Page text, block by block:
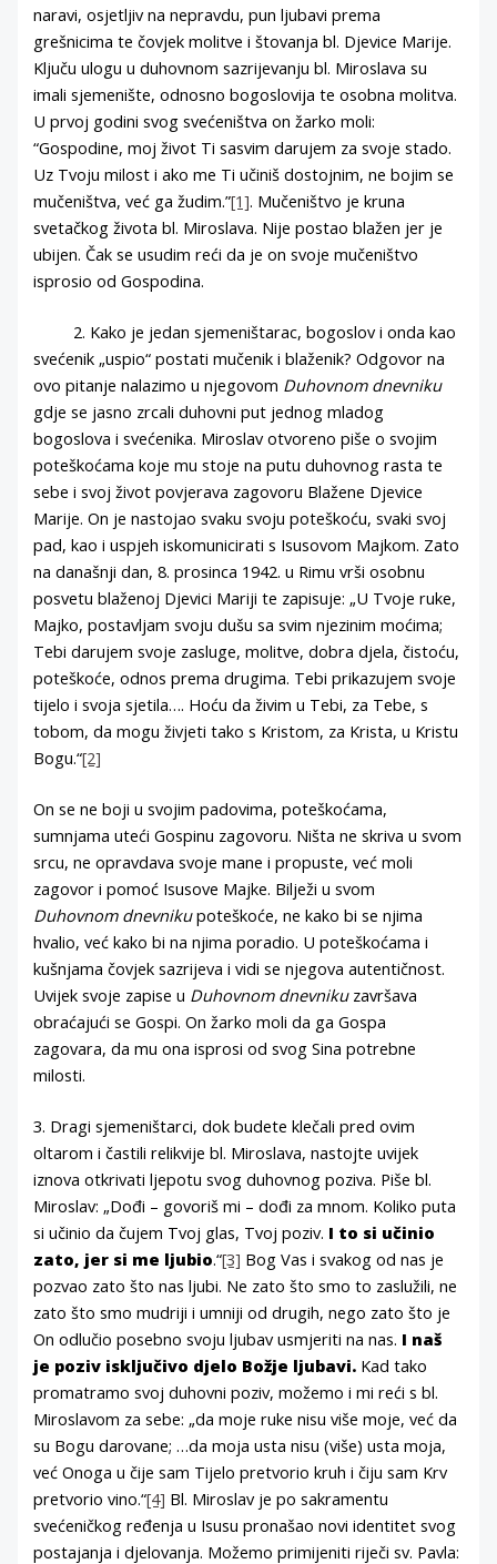
naravi, osjetljiv na nepravdu, pun ljubavi prema
grešnicima te čovjek molitve i štovanja bl. Djevice Marije.
Ključu ulogu u duhovnom sazrijevanju bl. Miroslava su
imali sjemenište, odnosno bogoslovija te osobna molitva.
U prvoj godini svog svećeništva on žarko moli:
“Gospodine, moj život Ti sasvim darujem za svoje stado.
Uz Tvoju milost i ako me Ti učiniš dostojnim, ne bojim se
mučeništva, već ga žudim.”[1]. Mučeništvo je kruna
svetačkog života bl. Miroslava. Nije postao blažen jer je
ubijen. Čak se usudim reći da je on svoje mučeništvo
isprosio od Gospodina.
2. Kako je jedan sjemeništarac, bogoslov i onda kao
svećenik „uspio“ postati mučenik i blaženik? Odgovor na
ovo pitanje nalazimo u njegovom Duhovnom dnevniku
gdje se jasno zrcali duhovni put jednog mladog
bogoslova i svećenika. Miroslav otvoreno piše o svojim
poteškoćama koje mu stoje na putu duhovnog rasta te
sebe i svoj život povjerava zagovoru Blažene Djevice
Marije. On je nastojao svaku svoju poteškoću, svaki svoj
pad, kao i uspjeh iskomunicirati s Isusovom Majkom. Zato
na današnji dan, 8. prosinca 1942. u Rimu vrši osobnu
posvetu blaženoj Djevici Mariji te zapisuje: „U Tvoje ruke,
Majko, postavljam svoju dušu sa svim njezinim moćima;
Tebi darujem svoje zasluge, molitve, dobra djela, čistoću,
poteškoće, odnos prema drugima. Tebi prikazujem svoje
tijelo i svoja sjetila…. Hoću da živim u Tebi, za Tebe, s
tobom, da mogu živjeti tako s Kristom, za Krista, u Kristu
Bogu.“[2]
On se ne boji u svojim padovima, poteškoćama,
sumnjama uteći Gospinu zagovoru. Ništa ne skriva u svom
srcu, ne opravdava svoje mane i propuste, već moli
zagovor i pomoć Isusove Majke. Bilježi u svom
Duhovnom dnevnikupoteškoće, ne kako bi se njima
hvalio, već kako bi na njima poradio. U poteškoćama i
kušnjama čovjek sazrijeva i vidi se njegova autentičnost.
Uvijek svoje zapise u Duhovnom dnevnikuzavršava
obraćajući se Gospi. On žarko moli da ga Gospa
zagovara, da mu ona isprosi od svog Sina potrebne
milosti.
3. Dragi sjemeništarci, dok budete klečali pred ovim
oltarom i častili relikvije bl. Miroslava, nastojte uvijek
iznova otkrivati ljepotu svog duhovnog poziva. Piše bl.
Miroslav: „Dođi – govoriš mi – dođi za mnom. Koliko puta
si učinio da čujem Tvoj glas, Tvoj poziv. I to si učinio
zato, jer si me ljubio.“[3] Bog Vas i svakog od nas je
pozvao zato što nas ljubi. Ne zato što smo to zaslužili, ne
zato što smo mudriji i umniji od drugih, nego zato što je
On odlučio posebno svoju ljubav usmjeriti na nas. I naš
je poziv isključivo djelo Božje ljubavi. Kad tako
promatramo svoj duhovni poziv, možemo i mi reći s bl.
Miroslavom za sebe: „da moje ruke nisu više moje, već da
su Bogu darovane; …da moja usta nisu (više) usta moja,
već Onoga u čije sam Tijelo pretvorio kruh i čiju sam Krv
pretvorio vino.“[4] Bl. Miroslav je po sakramentu
svećeničkog ređenja u Isusu pronašao novi identitet svog
postajanja i djelovanja. Možemo primijeniti riječi sv. Pavla: